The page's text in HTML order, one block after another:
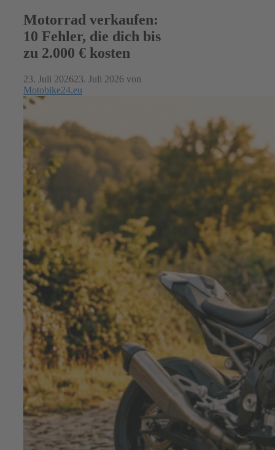
Motorrad verkaufen:
10 Fehler, die dich bis
zu 2.000 € kosten
23. Juli 202623. Juli 2026 von
Motobike24.eu